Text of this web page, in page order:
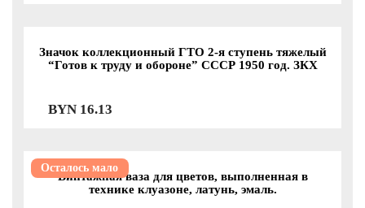
Значок коллекционный ГТО 2-я ступень тяжелый
“Готов к труду и обороне” СССР 1950 год. ЗКХ
BYN16.13
Осталось мало
Винтажная ваза для цветов, выполненная в
технике клуазоне, латунь, эмаль.